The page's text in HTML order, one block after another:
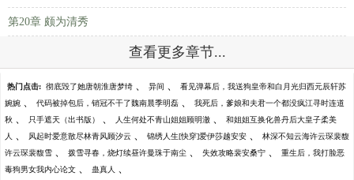
第20章 颇为清秀
查看更多章节...
热门点击: 彻底毁了她唐朝淮唐梦绮 、 异间 、 看见弹幕后，我送狗皇帝和白月光归西元辰轩苏
婉婉 、 代码被掉包后，销冠不干了魏南晨季明磊 、 我死后，爹娘和夫君一个都没疯江寻时连道
秋 、 只手遮天（出书版） 、 人生何处不青山姐姐顾明澈 、 和姐姐互换化兽丹后大皇子柔美
人 、 风起时爱意散尽林青风顾汐云 、 锦绣人生[快穿]爱伊莎越安安 、 林深不知云海许云琛裴馥
许云琛裴馥雪 、 拨雪寻春，烧灯续昼许曼珠于南尘 、 失效攻略裴安桑宁 、 重生后，我打脸恶
毒狗男女我内心论文 、 蛊真人 、